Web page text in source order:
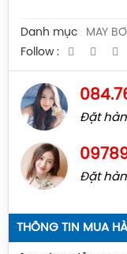
Danh mục
MÁY
Follow :
Đặt
Đặt
THÔNG TIN MUA